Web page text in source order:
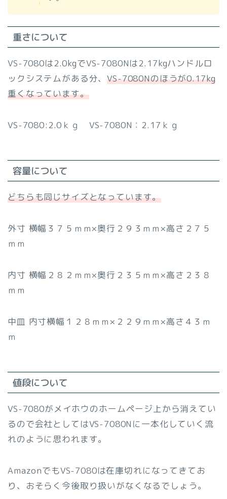
重さについて
VS-7080は2.0kgでVS-7080Nは2.17kgハンドルロ
ックシステムがある分、VS-7080Nのほうが0.17kg
重くなっています。
VS-7080:2.0ｋｇ VS-7080N：2.17ｋｇ
容量について
どちらも同じサイズとなっています。
外寸 横幅３７５ｍｍ×奥行２９３ｍｍ×高さ２７５
ｍｍ
内寸 横幅２８２ｍｍ×奥行２３５ｍｍ×高さ２３８
ｍｍ
中皿 内寸横幅１２８ｍｍ×２２９ｍｍ×高さ４３ｍ
ｍ
値段について
VS-7080がメイホウのホームページ上から消えてい
るので会社としてはVS-7080Nに一本化していく流
れのように思われます。
AmazonでもVS-7080は在庫切れになってきてお
り、おそらく今後取り扱いがなくなるでしょう。